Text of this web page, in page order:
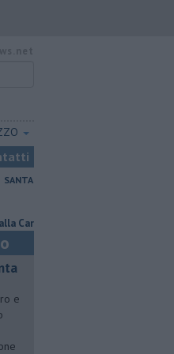
SANTA
Ancora una scossa di
e